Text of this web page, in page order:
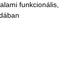
funkcionális,